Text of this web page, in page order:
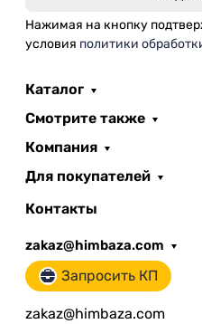
Нажимая на кнопку
условия политики
Каталог
Смотрите также
Компания
Для покупателей
Контакты
zakaz@himbaza.com
Запросить КП
zakaz@himbaza.com